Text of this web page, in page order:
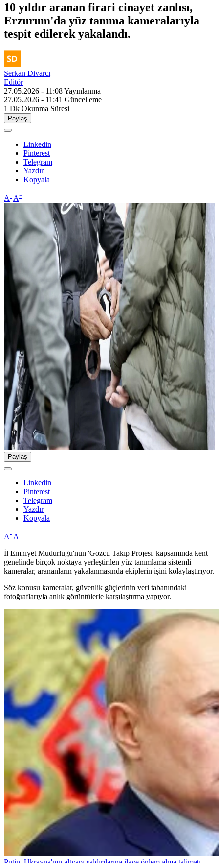
10 yıldır aranan firari cinayet zanlısı,
Erzurum'da yüz tanıma kameralarıyla
tespit edilerek yakalandı.
Serkan Divarcı
Editör
27.05.2026 - 11:08Yayınlanma
27.05.2026 - 11:41 Güncelleme
1 Dk Okunma Süresi
Paylaş
Linkedin
Pinterest
Telegram
Yazdır
Kopyala
A- A+
Paylaş
Linkedin
Pinterest
Telegram
Yazdır
Kopyala
A- A+
İl Emniyet Müdürlüğü'nün 'Gözcü Takip Projesi' kapsamında kent
genelinde birçok noktaya yerleştirilen yüz tanımlama sistemli
kameralar, arananların yakalanmasında ekiplerin işini kolaylaştırıyor.
Söz konusu kameralar, güvenlik güçlerinin veri tabanındaki
fotoğraflarıyla anlık görüntülerle karşılaştırma yapıyor.